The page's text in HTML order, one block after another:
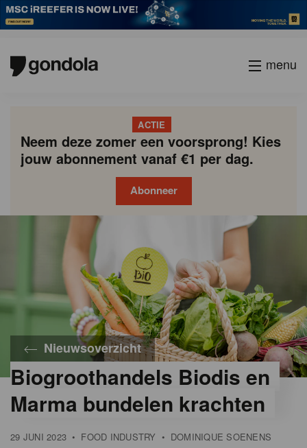
menu
ACTIE
Neem deze zomer een voorsprong! Kies
jouw abonnement vanaf €1 per dag.
Abonneer
Nieuwsoverzicht
Biogroothandels Biodis en
Marma bundelen krachten
29 JUNI 2023 • FOOD INDUSTRY • DOMINIQUE SOENENS